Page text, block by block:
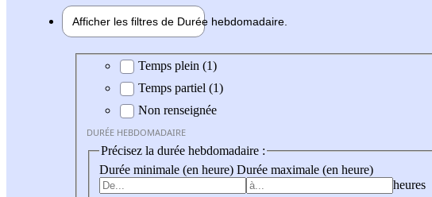
Afficher les filtres de Durée hebdomadaire
Durée hebdomadaire
Temps plein (1)
Temps partiel (1)
Non renseignée
DURÉE HEBDOMADAIRE
Précisez la durée hebdomadaire :
Durée minimale (en heure) Durée maximale (en heure)
heures